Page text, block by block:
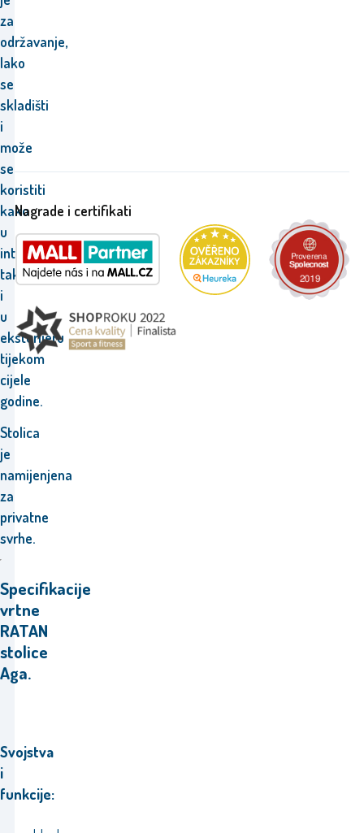
za
održavanje,
lako
se
skladišti
i
može
se
koristiti
kako
u
interijeru,
tako
i
u
eksterijeru
tijekom
cijele
godine.
Stolica
je
namijenjena
za
privatne
svrhe.
Specifikacije
vrtne
RATAN
stolice
Aga.
Svojstva
i
funkcije:
Nagrade i certifikati